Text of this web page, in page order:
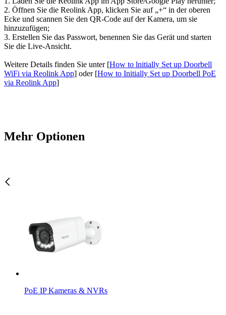
2. Öffnen Sie die Reolink App, klicken Sie auf „+“ in der oberen
Ecke und scannen Sie den QR-Code auf der Kamera, um sie
hinzuzufügen;
3. Erstellen Sie das Passwort, benennen Sie das Gerät und starten
Sie die Live-Ansicht.
Weitere Details finden Sie unter [How to lnitially Set up Doorbell
WiFi via Reolink App] oder [How to Initially Set up Doorbell PoE
via Reolink App]
Mehr Optionen
PoE IP Kameras & NVRs